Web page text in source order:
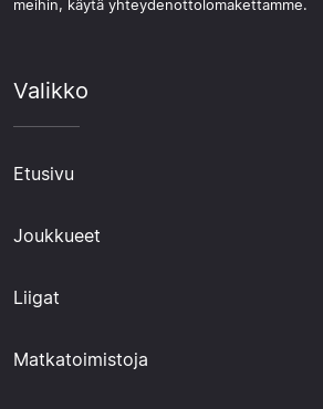
meihin, käytä yhteydenottolomakettamme.
Valikko
Etusivu
Joukkueet
Liigat
Matkatoimistoja